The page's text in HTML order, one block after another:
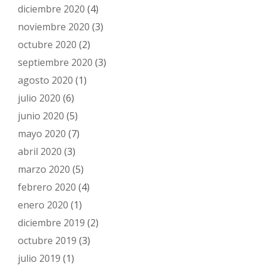
diciembre 2020 (4)
noviembre 2020 (3)
octubre 2020 (2)
septiembre 2020 (3)
agosto 2020 (1)
julio 2020 (6)
junio 2020 (5)
mayo 2020 (7)
abril 2020 (3)
marzo 2020 (5)
febrero 2020 (4)
enero 2020 (1)
diciembre 2019 (2)
octubre 2019 (3)
julio 2019 (1)